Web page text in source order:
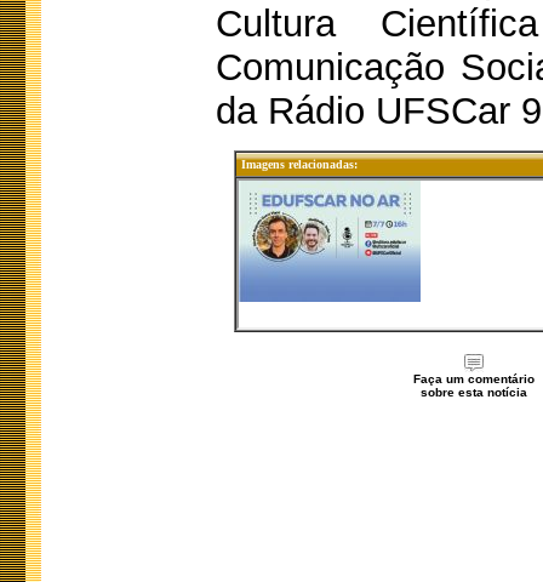
Cultura
Comunicação
da Rádio UFSCar
Imagens relacionadas:
Faça um comentário
sobre esta notícia